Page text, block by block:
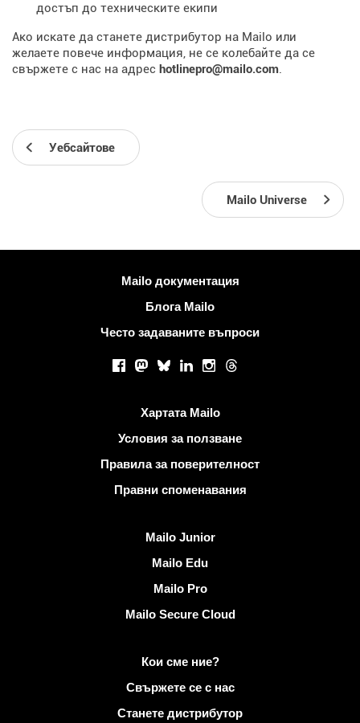
достъп до техническите екипи
Ако искате да станете дистрибутор на Mailo или
желаете повече информация, не се колебайте да се
свържете с нас на адрес hotlinepro@mailo.com.
Уебсайтове
Mailo Universe
Повече информацияMailo документация
Блога Mailo
Често задаваните въпроси
Facebook
Mastodon
BlueskyLinkedInInstagram
Threads
Хартата Mailo
Условия за ползване
Правила за поверителност
Правни споменавания
Mailo Junior
Mailo Edu
Mailo Pro
Mailo Secure Cloud
Повече информация за MailoКои сме ние?
Свържете се с нас
Станете дистрибутор